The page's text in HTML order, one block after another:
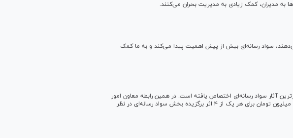
به مدیران، کمک زیادی به مدیریت بحران می‌کنند.
سواد رسانه‌ای بیش از پیش اهمیت پیدا می‌کند و به ما کمک
آثار سواد رسانه‌ای اختصاص یافته است. در همین رابطه معاون امور
محتوایی مرکز توسعه فرهنگ و هنر در فضای مجازی گفت: مبلغ ۲۰ میلیون تومان برای هر یک از ۴ اثر برگزیده بخش سواد رسانه‌ای در نظر